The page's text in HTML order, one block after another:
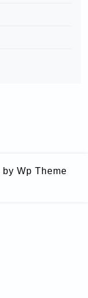
by Wp Theme